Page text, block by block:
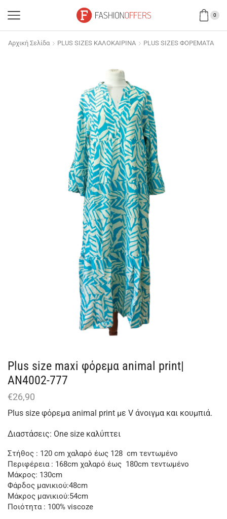
0
Αρχική Σελίδα PLUS SIZES ΚΑΛΟΚΑΙΡΙΝΑ PLUS SIZES ΦΟΡΕΜΑΤΑ
Plus size maxi φόρεμα animal print|
AN4002-777
€26,90
Plus size φόρεμα animal print με V άνοιγμα και κουμπιά.
Διαστάσεις: One size καλύπτει
Στήθος : 120 cm χαλαρό έως 128 cm τεντωμένο
Περιφέρεια : 168cm χαλαρό έως 180cm τεντωμένο
Μάκρος: 130cm
Φάρδος μανικιού:48cm
Μάκρος μανικιού:54cm
Ποιότητα : 100% viscoze